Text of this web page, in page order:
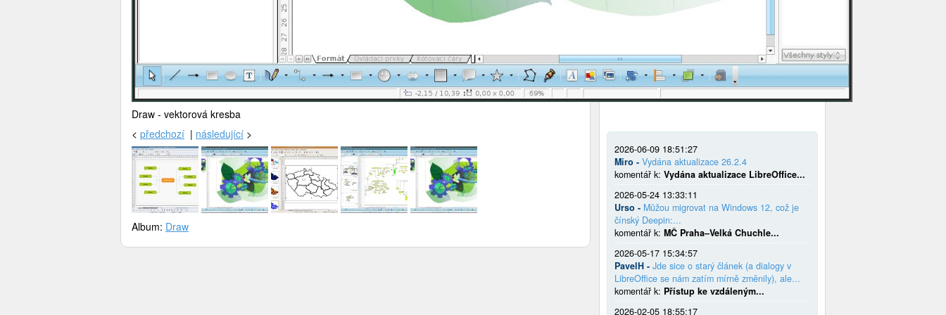
Draw - vektorová kresba
< předchozí | následující >
Album: Draw
2026-06-09 18:51:27
Miro - Vydána aktualizace 26.2.4
komentář k: Vydána aktualizace LibreOffice...
2026-05-24 13:33:11
Urso - Můžou migrovat na Windows 12, což je
čínský Deepin:...
komentář k: MČ Praha–Velká Chuchle...
2026-05-17 15:34:57
PavelH - Jde sice o starý článek (a dialogy v
LibreOffice se nám zatím mírně změnily), ale...
komentář k: Přístup ke vzdáleným...
2026-02-05 18:55:17